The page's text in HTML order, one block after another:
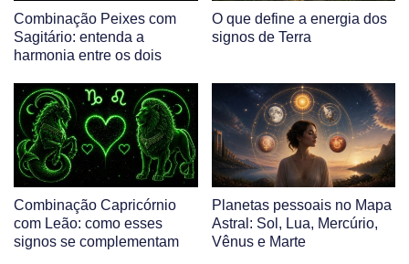
Combinação Peixes com
Sagitário: entenda a
harmonia entre os dois
O que define a energia dos
signos de Terra
Combinação Capricórnio
com Leão: como esses
signos se complementam
Planetas pessoais no Mapa
Astral: Sol, Lua, Mercúrio,
Vênus e Marte